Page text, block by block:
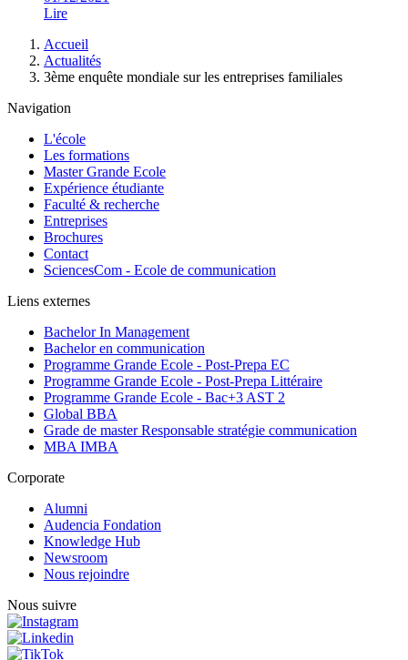
Lire
d'Ariane
Accueil
Actualités
3ème enquête mondiale sur les entreprises familiales
Navigation
L'école
Les formations
Master Grande Ecole
Expérience étudiante
Faculté & recherche
Entreprises
Brochures
Contact
SciencesCom - Ecole de communication
Liens externes
Bachelor In Management
Bachelor en communication
Programme Grande Ecole - Post-Prepa EC
Programme Grande Ecole - Post-Prepa Littéraire
Programme Grande Ecole - Bac+3 AST 2
Global BBA
Grade de master Responsable stratégie communication
MBA IMBA
Corporate
Alumni
Audencia Fondation
Knowledge Hub
Newsroom
Nous rejoindre
Nous suivre